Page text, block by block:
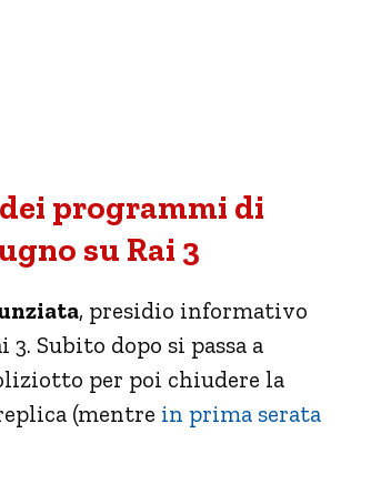
programmi di
su Rai 3
, presidio informativo
Subito dopo si passa a
per poi chiudere la
(mentre in prima serata